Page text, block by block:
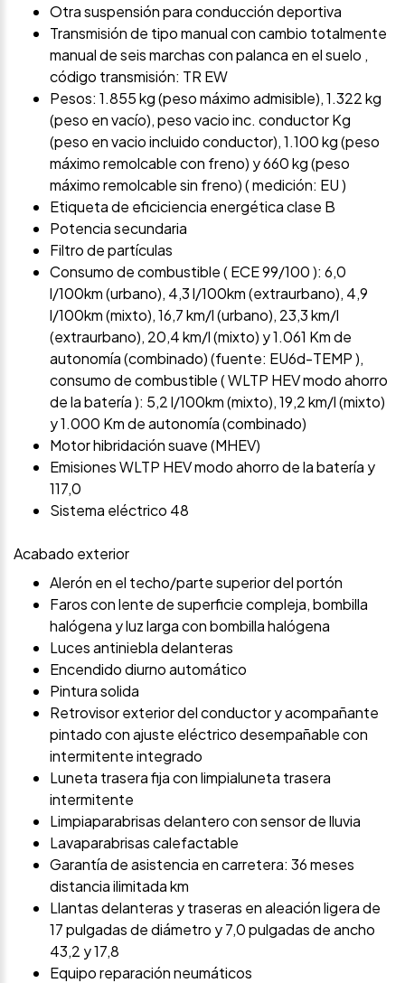
Otra suspensión para conducción deportiva
Transmisión de tipo manual con cambio totalmente
manual de seis marchas con palanca en el suelo ,
código transmisión: TR EW
Pesos: 1.855 kg (peso máximo admisible), 1.322 kg
(peso en vacío), peso vacio inc. conductor Kg
(peso en vacio incluido conductor), 1.100 kg (peso
máximo remolcable con freno) y 660 kg (peso
máximo remolcable sin freno) ( medición: EU )
Etiqueta de eficiciencia energética clase B
Potencia secundaria
Filtro de partículas
Consumo de combustible ( ECE 99/100 ): 6,0
l/100km (urbano), 4,3 l/100km (extraurbano), 4,9
l/100km (mixto), 16,7 km/l (urbano), 23,3 km/l
(extraurbano), 20,4 km/l (mixto) y 1.061 Km de
autonomía (combinado) (fuente: EU6d-TEMP ),
consumo de combustible ( WLTP HEV modo ahorro
de la batería ): 5,2 l/100km (mixto), 19,2 km/l (mixto)
y 1.000 Km de autonomía (combinado)
Motor hibridación suave (MHEV)
Emisiones WLTP HEV modo ahorro de la batería y
117,0
Sistema eléctrico 48
Acabado exterior
Alerón en el techo/parte superior del portón
Faros con lente de superficie compleja, bombilla
halógena y luz larga con bombilla halógena
Luces antiniebla delanteras
Encendido diurno automático
Pintura solida
Retrovisor exterior del conductor y acompañante
pintado con ajuste eléctrico desempañable con
intermitente integrado
Luneta trasera fija con limpialuneta trasera
intermitente
Limpiaparabrisas delantero con sensor de lluvia
Lavaparabrisas calefactable
Garantía de asistencia en carretera: 36 meses
distancia ilimitada km
Llantas delanteras y traseras en aleación ligera de
17 pulgadas de diámetro y 7,0 pulgadas de ancho
43,2 y 17,8
Equipo reparación neumáticos